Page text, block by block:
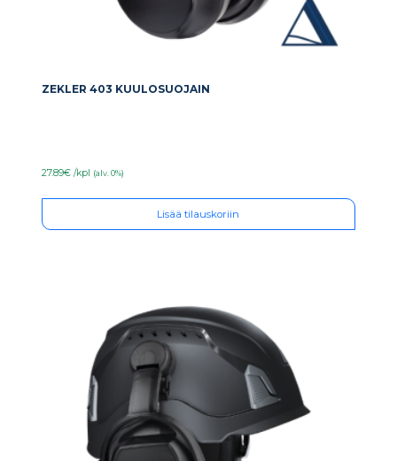
ZEKLER 403 KUULOSUOJAIN
27.89€ /kpl (alv. 0%)
Lisää tilauskoriin